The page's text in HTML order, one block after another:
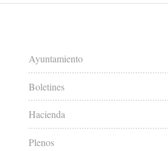
Ayuntamiento
Boletines
Hacienda
Plenos